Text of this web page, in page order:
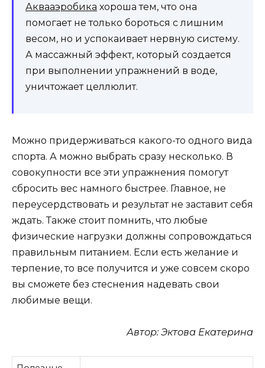
Аквааэробика хороша тем, что она
помогает не только бороться с лишним
весом, но и успокаивает нервную систему.
А массажный эффект, который создается
при выполнении упражнений в воде,
уничтожает целлюлит.
Можно придерживаться какого-то одного вида
спорта. А можно выбрать сразу несколько. В
совокупности все эти упражнения помогут
сбросить вес намного быстрее. Главное, не
переусердствовать и результат не заставит себя
ждать. Также стоит помнить, что любые
физические нагрузки должны сопровождаться
правильным питанием. Если есть желание и
терпение, то все получится и уже совсем скоро
вы сможете без стеснения надевать свои
любимые вещи.
Автор: Эктова Екатерина